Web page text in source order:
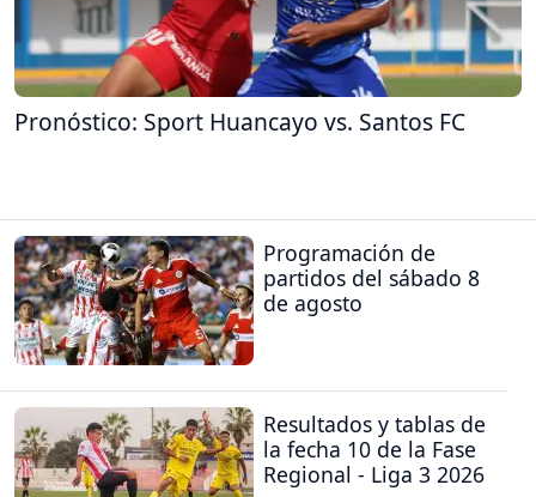
Pronóstico: Sport Huancayo vs. Santos FC
Programación de
partidos del sábado 8
de agosto
Resultados y tablas de
la fecha 10 de la Fase
Regional - Liga 3 2026